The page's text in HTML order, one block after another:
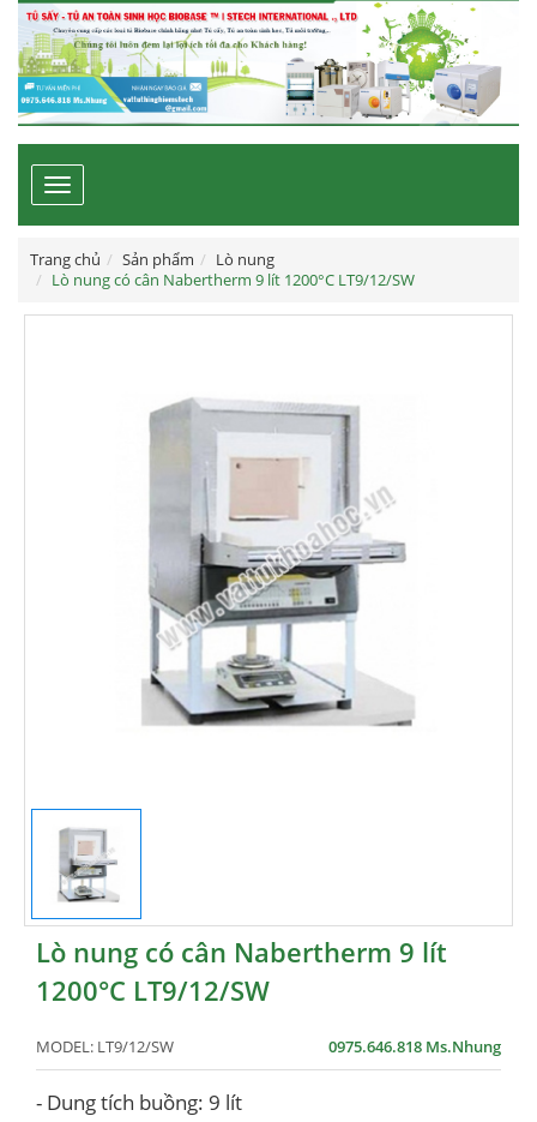
Toggle
navigation
Trang chủ Sản phẩm
Lò nung
Lò nung có cân Nabertherm 9 lít 1200°C LT9/12/SW
Lò nung có cân Nabertherm 9 lít
1200°C LT9/12/SW
MODEL: LT9/12/SW 0975.646.818 Ms.Nhung
- Dung tích buồng: 9 lít